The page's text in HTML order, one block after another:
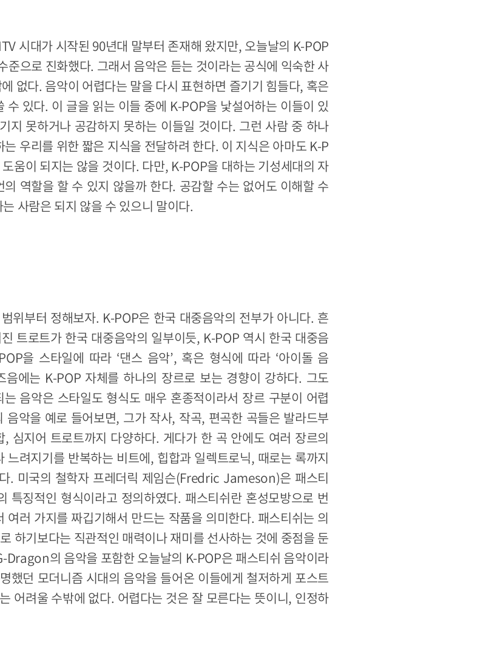
시대가 시작된 90년대 말부터 존재해 왔지만, 오늘날의 K-POP
준으로 진화했다. 그래서 음악은 듣는 것이라는 공식에 익숙한 사
없다. 음악이 어렵다는 말을 다시 표현하면 즐기기 힘들다, 혹은
수 있다. 이 글을 읽는 이들 중에 K-POP을 낯설어하는 이들이 있
지 못하거나 공감하지 못하는 이들일 것이다. 그런 사람 중 하나
우리를 위한 짧은 지식을 전달하려 한다. 이 지식은 아마도 K-P
움이 되지는 않을 것이다. 다만, K-POP을 대하는 기성세대의 자
역할을 할 수 있지 않을까 한다. 공감할 수는 없어도 이해할 수
사람은 되지 않을 수 있으니 말이다.
위부터 정해보자. K-POP은 한국 대중음악의 전부가 아니다. 흔
트로트가 한국 대중음악의 일부이듯, K-POP 역시 한국 대중음
을 스타일에 따라 ‘댄스 음악’, 혹은 형식에 따라 ‘아이돌 음
음에는 K-POP 자체를 하나의 장르로 보는 경향이 강하다. 그도
음악은 스타일도 형식도 매우 혼종적이라서 장르 구분이 어렵
악을 예로 들어보면, 그가 작사, 작곡, 편곡한 곡들은 발라드부
심지어 트로트까지 다양하다. 게다가 한 곡 안에도 여러 장르의
느려지기를 반복하는 비트에, 힙합과 일렉트로닉, 때로는 록까지
. 미국의 철학자 프레더릭 제임슨(Fredric Jameson)은 패스티
징적인 형식이라고 정의하였다. 패스티쉬란 혼성모방으로 번
여러 가지를 짜깁기해서 만드는 작품을 의미한다. 패스티쉬는 의
하기보다는 직관적인 매력이나 재미를 선사하는 것에 중점을 둔
Dragon의 음악을 포함한 오늘날의 K-POP은 패스티쉬 음악이라
했던 모더니즘 시대의 음악을 들어온 이들에게 철저하게 포스트
어려울 수밖에 없다. 어렵다는 것은 잘 모른다는 뜻이니, 인정하